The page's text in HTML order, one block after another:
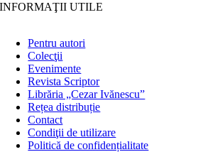
INFORMAŢII UTILE
Pentru autori
Colecţii
Evenimente
Revista Scriptor
Librăria „Cezar Ivănescu”
Rețea distribuție
Contact
Condiţii de utilizare
Politică de confidențialitate